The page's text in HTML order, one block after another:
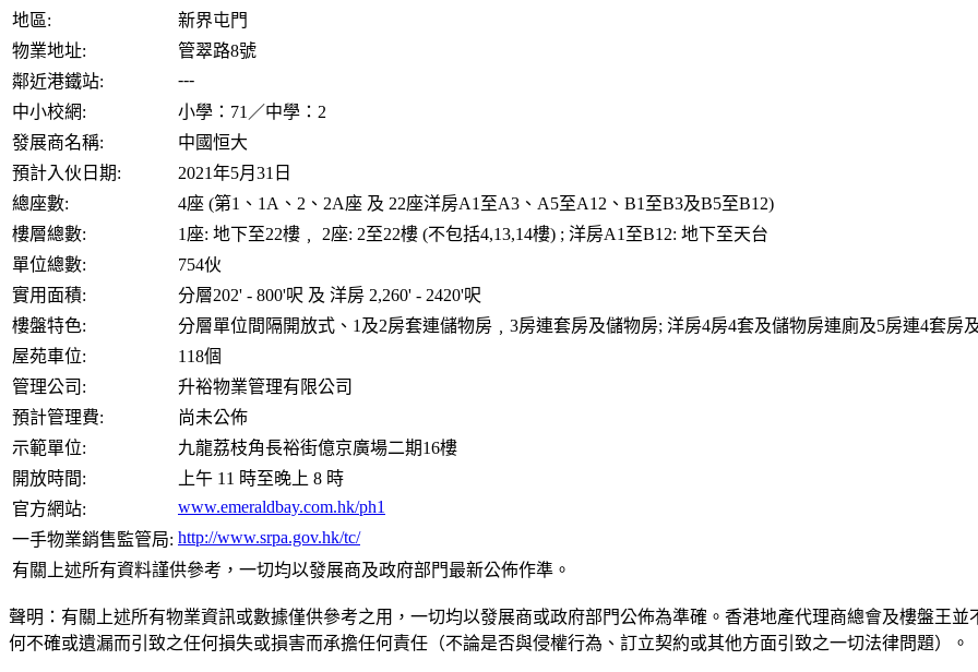
地區:
新界屯門
物業地址:
管翠路8號
鄰近港鐵站:
---
中小校網:
小學：71／中學：2
發展商名稱:
中國恒大
預計入伙日期:
2021年5月31日
總座數:
4座 (第1、1A、2、2A座 及 22座洋房A1至A3、A5至A12、B1至B3及B5至B12)
樓層總數:
1座: 地下至22樓﹐ 2座: 2至22樓 (不包括4,13,14樓) ; 洋房A1至B12: 地下至天台
單位總數:
754伙
實用面積:
分層202' - 800'呎 及 洋房 2,260' - 2420'呎
樓盤特色:
分層單位間隔開放式、1及2房套連儲物房﹐3房連套房及儲物房; 洋房4房4套及儲物房連廁及5房連4套房
屋苑車位:
118個
管理公司:
升裕物業管理有限公司
預計管理費:
尚未公佈
示範單位:
九龍荔枝角長裕街億京廣場二期16樓
開放時間:
上午 11 時至晚上 8 時
官方網站:
www.emeraldbay.com.hk/ph1
一手物業銷售監管局: http://www.srpa.gov.hk/tc/
有關上述所有資料謹供參考，一切均以發展商及政府部門最新公佈作準。
聲明：有關上述所有物業資訊或數據僅供參考之用，一切均以發展商或政府部門公佈為準確。香港地產代理商總會及樓盤王
何不確或遺漏而引致之任何損失或損害而承擔任何責任（不論是否與侵權行為、訂立契約或其他方面引致之一切法律問題）。